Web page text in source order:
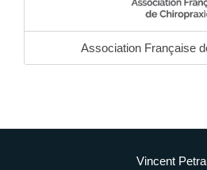
Association Française
Vincent